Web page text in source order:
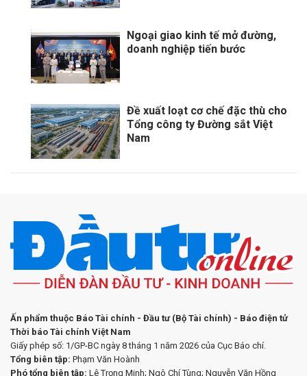
Ngoại giao kinh tế mở đường,
doanh nghiệp tiến bước
Đề xuất loạt cơ chế đặc thù cho
Tổng công ty Đường sắt Việt
Nam
Ấn phẩm thuộc Báo Tài chính - Đầu tư (Bộ Tài chính) - Báo điện tử
Thời báo Tài chính Việt Nam
Giấy phép số: 1/GP-BC ngày 8 tháng 1 năm 2026 của Cục Báo chí.
Tổng biên tập: Phạm Văn Hoành
Phó tổng biên tập: Lê Trọng Minh; Ngô Chí Tùng; Nguyễn Văn Hồng